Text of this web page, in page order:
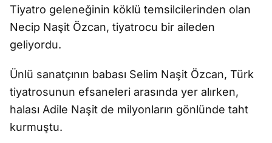
Tiyatro geleneğinin köklü temsilcilerinden olan
Necip Naşit Özcan, tiyatrocu bir aileden
geliyordu.
Ünlü sanatçının babası Selim Naşit Özcan, Türk
tiyatrosunun efsaneleri arasında yer alırken,
halası Adile Naşit de milyonların gönlünde taht
kurmuştu.